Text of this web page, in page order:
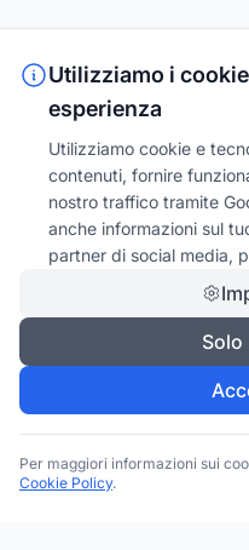
Utilizziamo i
esperienza
Utilizziamo cookie e
contenuti, fornire
nostro traffico tramite
anche informazioni sul
partner di social media,
Solo
Per maggiori informazioni sui
Cookie Policy.